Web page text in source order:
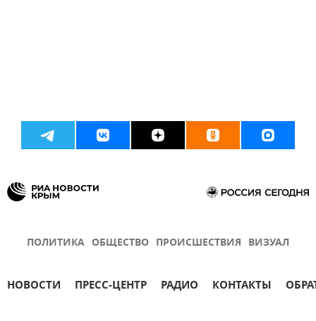
ПОЛИТИКА ОБЩЕСТВО ПРОИСШЕСТВИЯ ВИЗУАЛ
НОВОСТИ ПРЕСС-ЦЕНТР РАДИО КОНТАКТЫ